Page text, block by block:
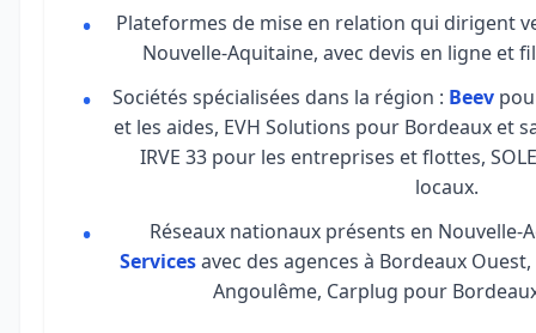
Plateformes de mise en relation qui dirigent
Nouvelle-Aquitaine, avec devis en ligne et
Sociétés spécialisées dans la région : Beev
et les aides, EVH Solutions pour Bordeaux et
IRVE 33 pour les entreprises et flottes,
locaux.
Réseaux nationaux présents en Nouvelle-
Servicesavec des agences à Bordeaux
Angoulême, Carplug pour